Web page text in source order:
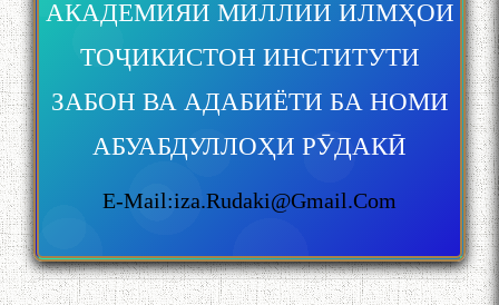
АКАДЕМИЯИ МИЛЛИИ ИЛМҲОИ
ТОҶИКИСТОН ИНСТИТУТИ
ЗАБОН ВА АДАБИЁТИ БА НОМИ
АБУАБДУЛЛОҲИ РӮДАКӢ
E-Mail:iza.rudaki@gmail.com